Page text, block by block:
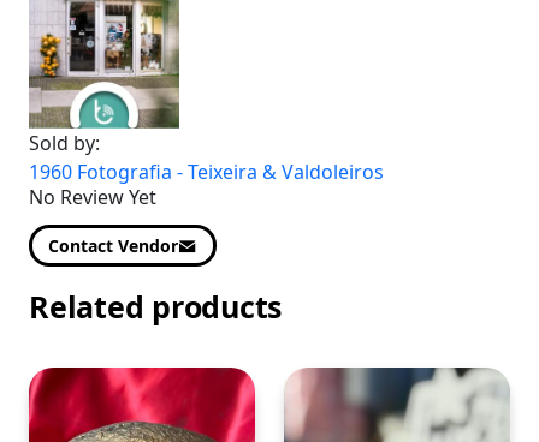
Sold by:
1960 Fotografia - Teixeira & Valdoleiros
No Review Yet
Contact Vendor
Related products